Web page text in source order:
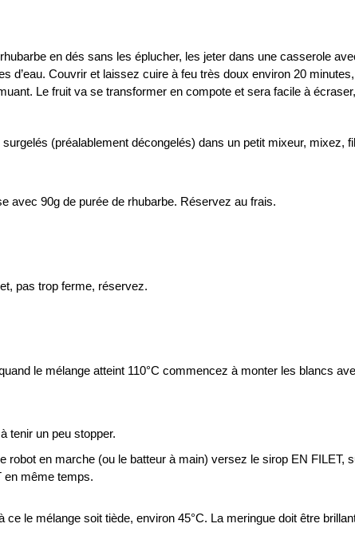
en dés sans les éplucher, les jeter dans une casserole
d’eau. Couvrir et laissez cuire à feu très doux environ 20
Le fruit va se transformer en compote et sera facile à
(préalablement décongelés) dans un petit mixeur, mixez,
avec 90g de purée de rhubarbe. Réservez au frais.
pas trop ferme, réservez.
le mélange atteint 110°C commencez à monter les blancs
tenir un peu stopper.
robot en marche (ou le batteur à main) versez le sirop EN FILET,
en même temps.
ce le mélange soit tiède, environ 45°C. La meringue doit être